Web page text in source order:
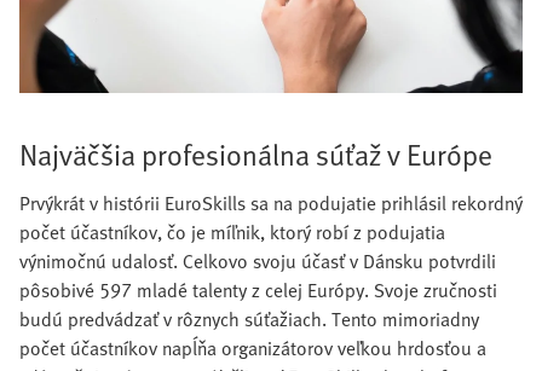
Najväčšia profesionálna súťaž v Európe
Prvýkrát v histórii EuroSkills sa na podujatie prihlásil rekordný
počet účastníkov, čo je míľnik, ktorý robí z podujatia
výnimočnú udalosť. Celkovo svoju účasť v Dánsku potvrdili
pôsobivé 597 mladé talenty z celej Európy. Svoje zručnosti
budú predvádzať v rôznych súťažiach. Tento mimoriadny
počet účastníkov napĺňa organizátorov veľkou hrdosťou a